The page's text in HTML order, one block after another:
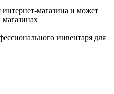
интернет-магазина и может
инвентаря для